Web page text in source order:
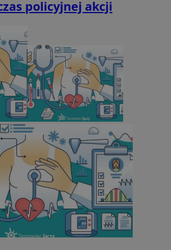
policyjnej akcji